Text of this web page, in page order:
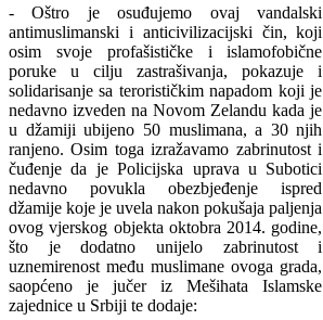
- Oštro je osuđujemo ovaj vandalski
antimuslimanski i anticivilizacijski čin, koji
osim svoje profašističke i islamofobične
poruke u cilju zastrašivanja, pokazuje i
solidarisanje sa terorističkim napadom koji je
nedavno izveden na Novom Zelandu kada je
u džamiji ubijeno 50 muslimana, a 30 njih
ranjeno. Osim toga izražavamo zabrinutost i
čuđenje da je Policijska uprava u Subotici
nedavno povukla obezbjeđenje ispred
džamije koje je uvela nakon pokušaja paljenja
ovog vjerskog objekta oktobra 2014. godine,
što je dodatno unijelo zabrinutost i
uznemirenost među muslimane ovoga grada,
saopćeno je jučer iz Mešihata Islamske
zajednice u Srbiji te dodaje: